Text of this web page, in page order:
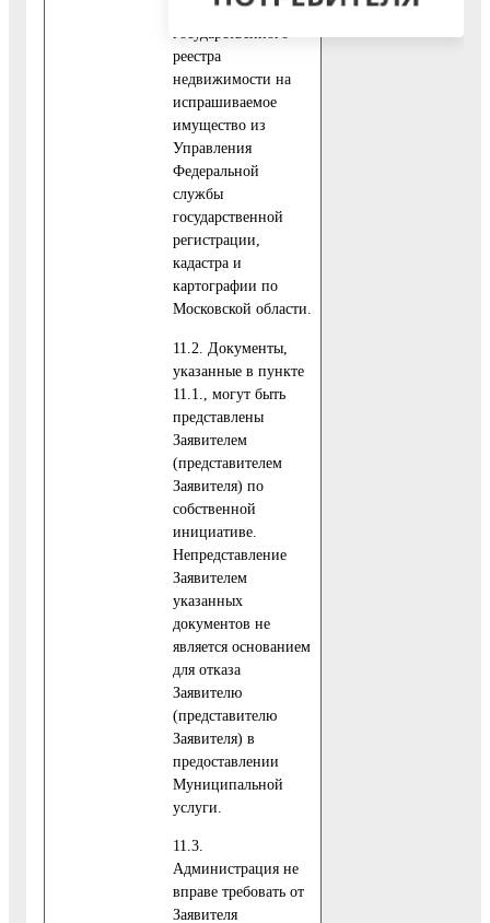
Единого
государственного
реестра
недвижимости на
испрашиваемое
имущество из
Управления
Федеральной
службы
государственной
регистрации,
кадастра и
картографии по
Московской области.
11.2. Документы,
указанные в пункте
11.1., могут быть
представлены
Заявителем
(представителем
Заявителя) по
собственной
инициативе.
Непредставление
Заявителем
указанных
документов не
является основанием
для отказа
Заявителю
(представителю
Заявителя) в
предоставлении
Муниципальной
услуги.
11.3.
Администрация не
вправе требовать от
Заявителя